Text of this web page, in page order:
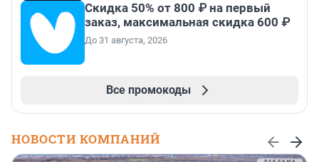
Скидка 50% от 800 ₽ на первый
заказ, максимальная скидка 600 ₽
До 31 августа, 2026
Все промокоды
НОВОСТИ КОМПАНИЙ